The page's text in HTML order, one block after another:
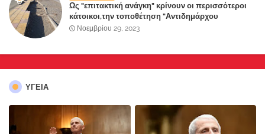
Ως "επιτακτική ανάγκη" κρίνουν οι περισσότεροι
κάτοικοι,την τοποθέτηση "Αντιδημάρχου
Παραλιακής Ζώνης" στο Δήμο Μάνδρας-Ειδυλλίας!
Νοεμβρίου 29, 2023
ΥΓΕΙΑ